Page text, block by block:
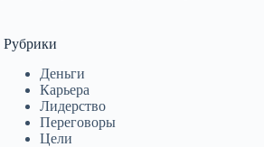
Рубрики
Деньги
Карьера
Лидерство
Переговоры
Цели